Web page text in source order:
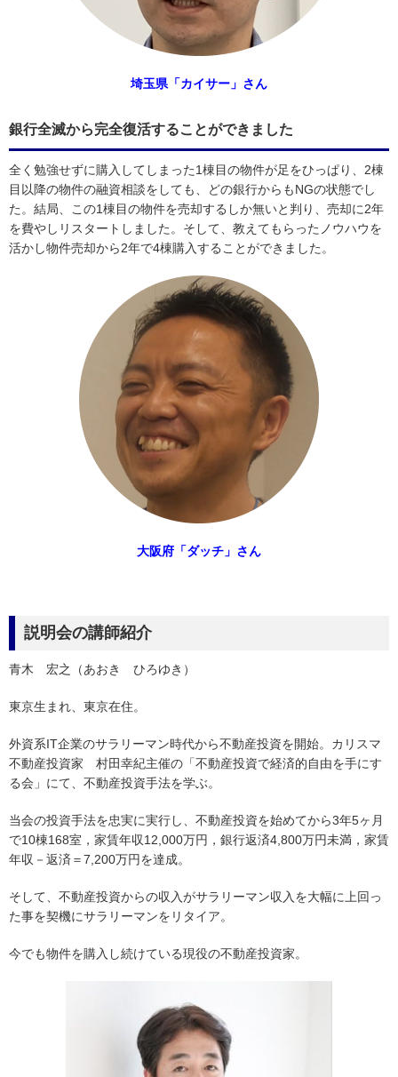
埼玉県「カイサー」さん
銀行全滅から完全復活することができました
全く勉強せずに購入してしまった1棟目の物件が足をひっぱり、2棟
目以降の物件の融資相談をしても、どの銀行からもNGの状態でし
た。結局、この1棟目の物件を売却するしか無いと判り、売却に2年
を費やしリスタートしました。そして、教えてもらったノウハウを
活かし物件売却から2年で4棟購入することができました。
大阪府「ダッチ」さん
説明会の講師紹介
青木 宏之（あおき ひろゆき）
東京生まれ、東京在住。
外資系IT企業のサラリーマン時代から不動産投資を開始。カリスマ
不動産投資家 村田幸紀主催の「不動産投資で経済的自由を手にす
る会」にて、不動産投資手法を学ぶ。
当会の投資手法を忠実に実行し、不動産投資を始めてから3年5ヶ月
で10棟168室，家賃年収12,000万円，銀行返済4,800万円未満，家賃
年収－返済＝7,200万円を達成。
そして、不動産投資からの収入がサラリーマン収入を大幅に上回っ
た事を契機にサラリーマンをリタイア。
今でも物件を購入し続けている現役の不動産投資家。